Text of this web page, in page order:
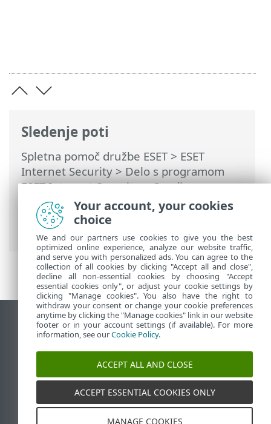
Sledenje poti
Spletna pomoč družbe ESET> ESET
Internet Security>Delo s programom
ESET Internet Security>Orodja>
Razporejevalnik > Pogovorna okna –
razporejevalnik > Podrobnosti opravila –
posodobitev
Prikaz mesta na namizju
End of Life
Zbirka znanja družbe ESET
Forum družbe ESET
ESET Status Portal
Podpora v regiji
Your account, your cookies
choice
We and our partners use cookies to give you the best
optimized online experience, analyze our website traffic,
and serve you with personalized ads. You can agree to the
collection of all cookies by clicking "Accept all and close",
decline all non-essential cookies by choosing "Accept
essential cookies only", or adjust your cookie settings by
clicking "Manage cookies". You also have the right to
withdraw your consent or change your cookie preferences
anytime by clicking the "Manage cookies" link in our website
footer or in your account settings (if available). For more
information, see ourCookie Policy.
ACCEPT ALL AND CLOSE
ACCEPT ESSENTIAL COOKIES ONLY
MANAGE COOKIES